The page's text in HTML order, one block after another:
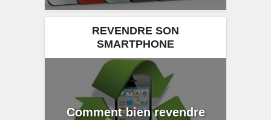
REVENDRE SON
SMARTPHONE
Comment bien revendre